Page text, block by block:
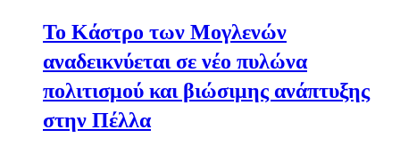
Το Κάστρο των Μογλενών
αναδεικνύεται σε νέο πυλώνα
πολιτισμού και βιώσιμης ανάπτυξης
στην Πέλλα